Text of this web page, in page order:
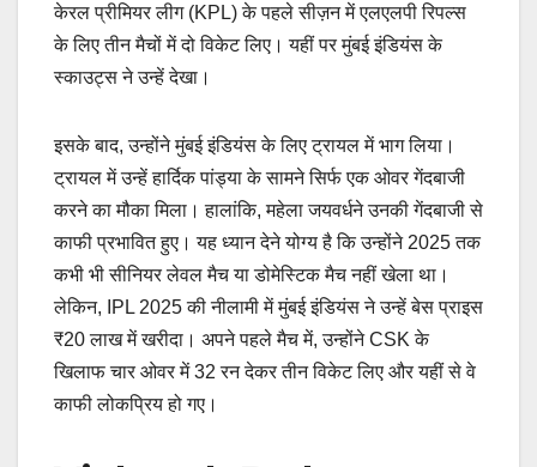
केरल प्रीमियर लीग (KPL) के पहले सीज़न में एलएलपी रिपल्स
के लिए तीन मैचों में दो विकेट लिए। यहीं पर मुंबई इंडियंस के
स्काउट्स ने उन्हें देखा।
इसके बाद, उन्होंने मुंबई इंडियंस के लिए ट्रायल में भाग लिया।
ट्रायल में उन्हें हार्दिक पांड्या के सामने सिर्फ एक ओवर गेंदबाजी
करने का मौका मिला। हालांकि, महेला जयवर्धने उनकी गेंदबाजी से
काफी प्रभावित हुए। यह ध्यान देने योग्य है कि उन्होंने 2025 तक
कभी भी सीनियर लेवल मैच या डोमेस्टिक मैच नहीं खेला था।
लेकिन, IPL 2025 की नीलामी में मुंबई इंडियंस ने उन्हें बेस प्राइस
₹20 लाख में खरीदा। अपने पहले मैच में, उन्होंने CSK के
खिलाफ चार ओवर में 32 रन देकर तीन विकेट लिए और यहीं से वे
काफी लोकप्रिय हो गए।